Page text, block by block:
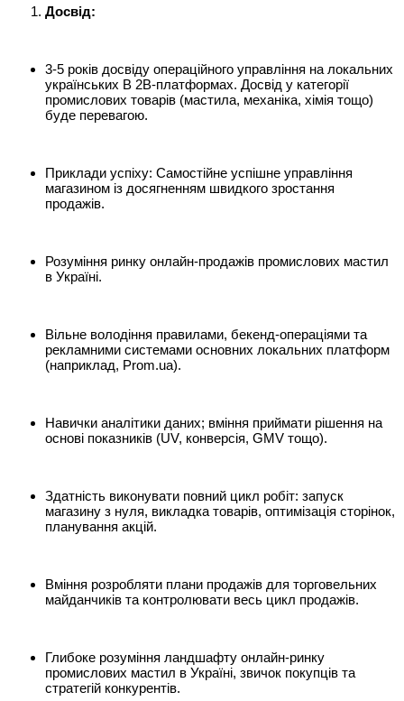
Досвід:
3-5 років досвіду операційного управління на локальних
українських B 2B-платформах. Досвід у категорії
промислових товарів (мастила, механіка, хімія тощо)
буде перевагою.
Приклади успіху: Самостійне успішне управління
магазином із досягненням швидкого зростання
продажів.
Розуміння ринку онлайн-продажів промислових мастил
в Україні.
Вільне володіння правилами, бекенд-операціями та
рекламними системами основних локальних платформ
(наприклад, Prom.ua).
Навички аналітики даних; вміння приймати рішення на
основі показників (UV, конверсія, GMV тощо).
Здатність виконувати повний цикл робіт: запуск
магазину з нуля, викладка товарів, оптимізація сторінок,
планування акцій.
Вміння розробляти плани продажів для торговельних
майданчиків та контролювати весь цикл продажів.
Глибоке розуміння ландшафту онлайн-ринку
промислових мастил в Україні, звичок покупців та
стратегій конкурентів.